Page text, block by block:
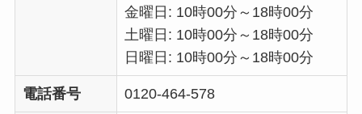
金曜日: 10時00分～18時00分
土曜日: 10時00分～18時00分
日曜日: 10時00分～18時00分
電話番号 0120-464-578